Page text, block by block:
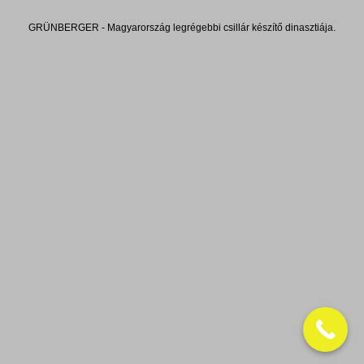
GRÜNBERGER - Magyarország legrégebbi csillár készítő dinasztiája.